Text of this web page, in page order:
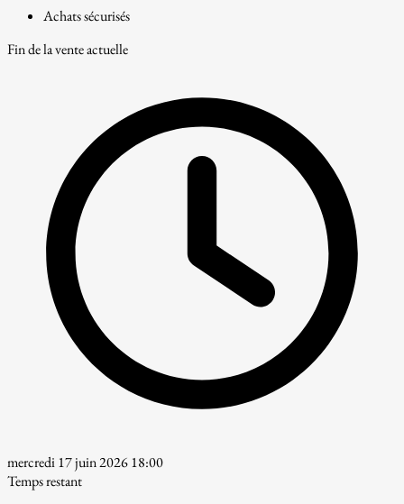
Achats sécurisés
Fin de la vente actuelle
mercredi 17 juin 2026 18:00
Temps restant